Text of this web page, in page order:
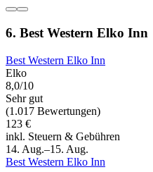
6. Best Western Elko Inn
Best Western Elko Inn
Elko
8,0/10
Sehr gut
(1.017 Bewertungen)
123 €
inkl. Steuern & Gebühren
14. Aug.–15. Aug.
Best Western Elko Inn